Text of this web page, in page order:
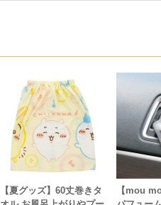
【夏グッズ】60丈巻きタ
【mou